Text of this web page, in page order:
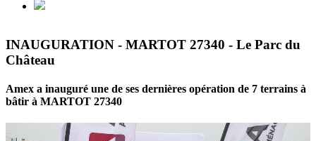
INAUGURATION - MARTOT 27340 - Le Parc du
Château
Amex a inauguré une de ses dernières opération de 7 terrains à
bâtir à MARTOT 27340